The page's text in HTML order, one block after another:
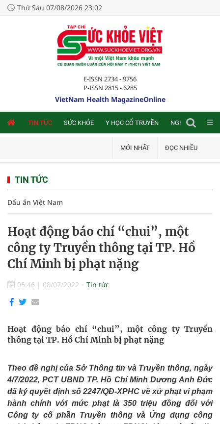
Thứ Sáu 07/08/2026 23:02
E-ISSN 2734 - 9756
P-ISSN 2815 - 6285
VietNam Health MagazineOnline
TIN TỨC SỨC KHỎE Y HỌC CỔ TRUYỀN NGHIÊN CỨU
MỚI NHẤT ĐỌC NHIỀU
TIN TỨC
Dấu ấn Việt Nam
Hoạt động báo chí “chui”, một
công ty Truyền thông tại TP. Hồ
Chí Minh bị phạt nặng
05:46 | 08/07/2022 Tin tức
Hoạt động báo chí “chui”, một công ty Truyền
thông tại TP. Hồ Chí Minh bị phạt nặng
Theo đề nghị của Sở Thông tin và Truyền thông, ngày
4/7/2022, PCT UBND TP. Hồ Chí Minh Dương Anh Đức
đã ký quyết định số 2247/QĐ-XPHC về xử phạt vi phạm
hành chính với mức phạt là 350 triệu đồng đối với
Công ty cổ phần Truyền thông và Ứng dụng công